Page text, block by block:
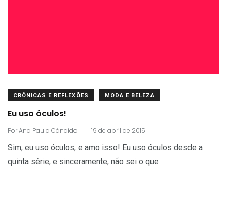
CRÔNICAS E REFLEXÕES MODA E BELEZA
Eu uso óculos!
PorAna Paula Cândido . 19 de abril de 2015
Sim, eu uso óculos, e amo isso! Eu uso óculos desde a
quinta série, e sinceramente, não sei o que